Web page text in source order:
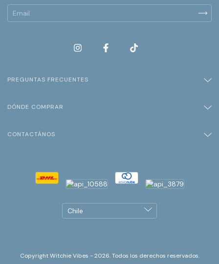
PREGUNTAS FRECUENTES
DÓNDE COMPRAR
CONTACTÁNOS
Copyright Witchie Vibes - 2026. Todos los derechos reservados.